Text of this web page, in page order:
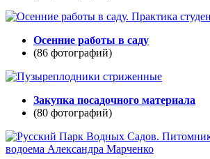
Осенние работы в саду
(86 фотографий)
Закупка посадочного материала
(80 фотографий)